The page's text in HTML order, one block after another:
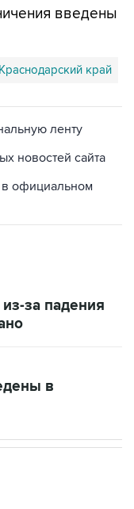
введены
Краснодарский край
ленту
новостей сайта
в официальном
за падения
в